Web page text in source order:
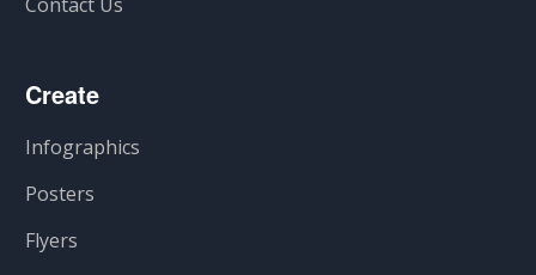
Create
Infographics
Posters
Flyers